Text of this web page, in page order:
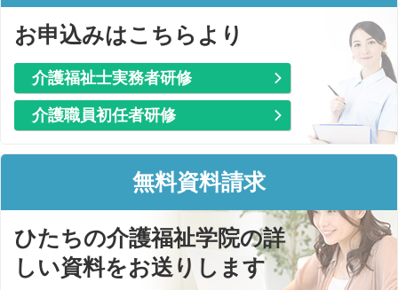
お申込みはこちらより
介護福祉士実務者研修
介護職員初任者研修
無料資料請求
ひたちの介護福祉学院の詳
しい資料をお送りします